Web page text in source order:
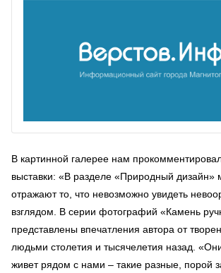
В картинной галерее нам
выставки: «В разделе «Природный дизайн»
отражают то, что невозможно увидеть
взглядом. В серии фотографий «Камень
представлены впечатления автора от
людьми столетия и тысячелетия назад.
живет рядом с нами – такие разные, порой